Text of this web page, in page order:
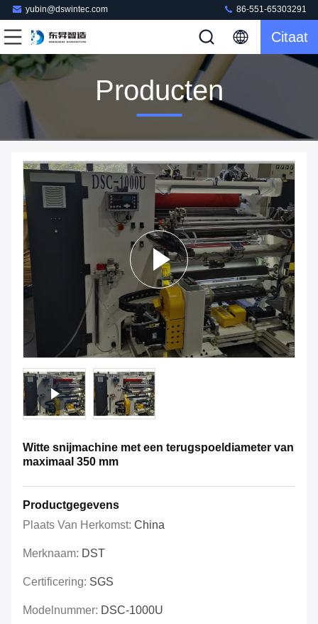
yubin@dswintec.com 86-551-65303291
Citaat
Producten
Witte snijmachine met een terugspoeldiameter van
maximaal 350 mm
Productgegevens
Plaats Van Herkomst: China
Merknaam: DST
Certificering: SGS
Modelnummer: DSC-1000U